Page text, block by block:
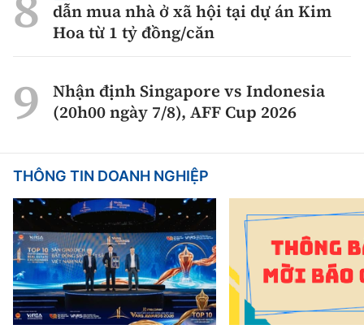
dẫn mua nhà ở xã hội tại dự án Kim
Hoa từ 1 tỷ đồng/căn
Nhận định Singapore vs Indonesia
(20h00 ngày 7/8), AFF Cup 2026
THÔNG TIN DOANH NGHIỆP